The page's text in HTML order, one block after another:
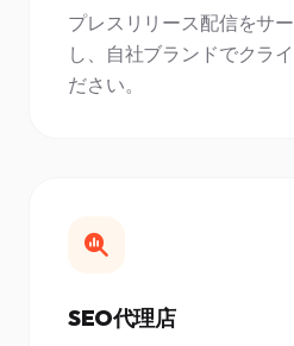
プレスリリース配信をサ
し、自社ブランドでクラ
ださい。
SEO代理店